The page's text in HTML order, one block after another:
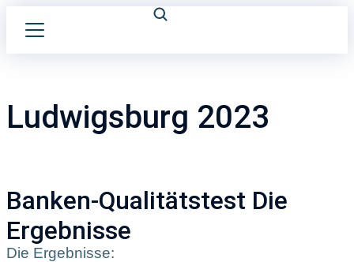
Ludwigsburg 2023
Banken-Qualitätstest Die
Ergebnisse
Die Ergebnisse: